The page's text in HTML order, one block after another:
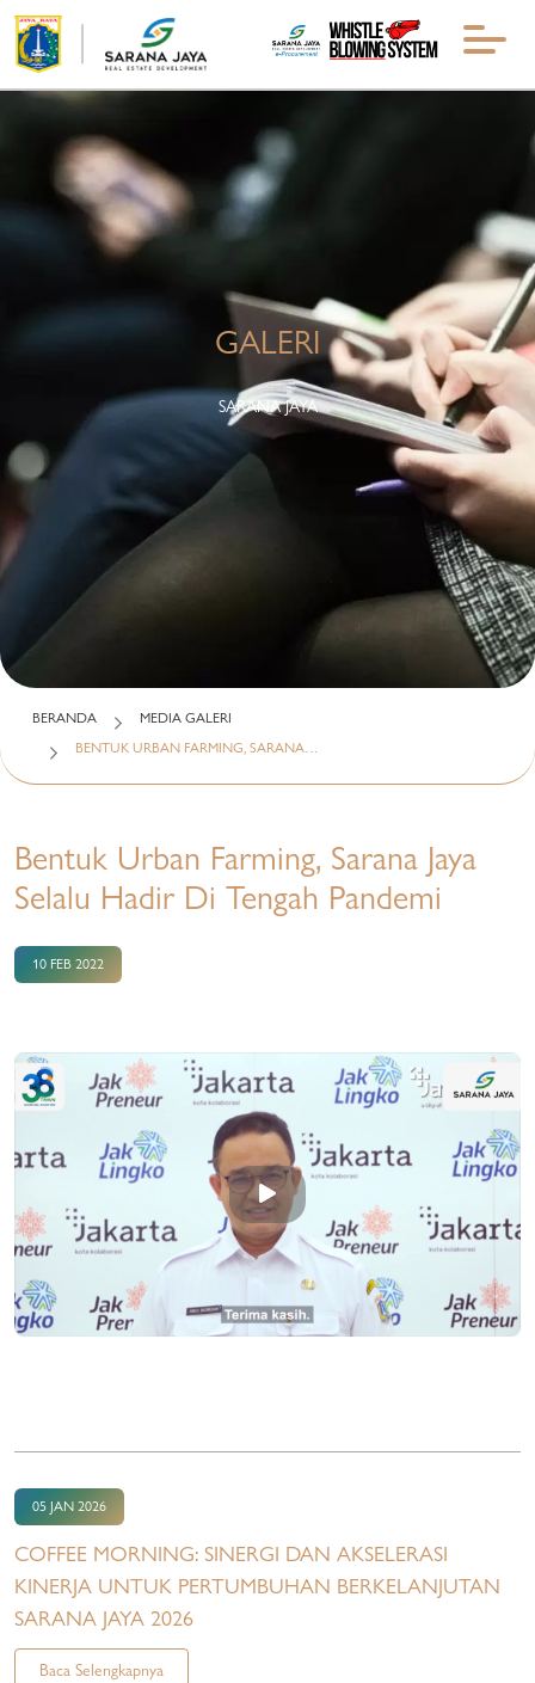
GALERI
SARANA JAYA
BERANDA
MEDIA GALERI
BENTUK URBAN FARMING, SARANA…
Bentuk Urban Farming, Sarana Jaya
Selalu Hadir Di Tengah Pandemi
10 FEB 2022
05 JAN 2026
COFFEE MORNING: SINERGI DAN AKSELERASI
KINERJA UNTUK PERTUMBUHAN BERKELANJUTAN
SARANA JAYA 2026
Baca Selengkapnya